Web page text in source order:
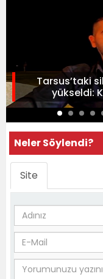
Tarsus’taki
yükseldi:
Neler Söylendi?
Site